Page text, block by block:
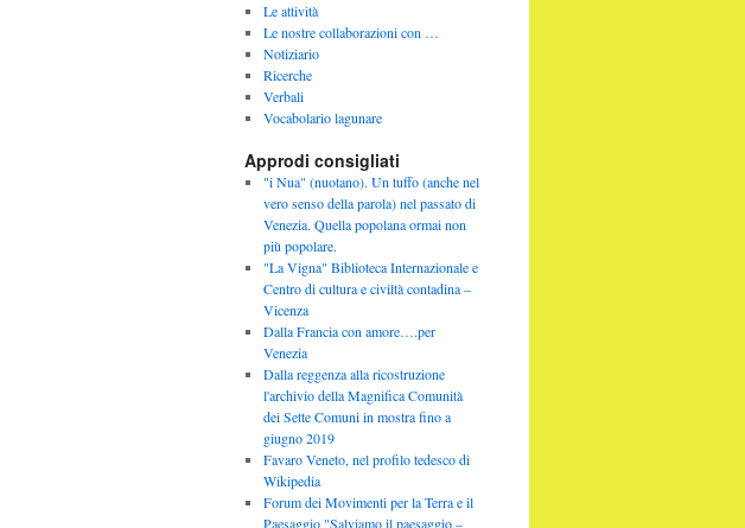
Le attività
Le nostre collaborazioni con …
Notiziario
Ricerche
Verbali
Vocabolario lagunare
Approdi consigliati
"i Nua" (nuotano). Un tuffo (anche nel
vero senso della parola) nel passato di
Venezia. Quella popolana ormai non
più popolare.
"La Vigna" Biblioteca Internazionale e
Centro di cultura e civiltà contadina –
Vicenza
Dalla Francia con amore….per
Venezia
Dalla reggenza alla ricostruzione
l'archivio della Magnifica Comunità
dei Sette Comuni in mostra fino a
giugno 2019
Favaro Veneto, nel profilo tedesco di
Wikipedia
Forum dei Movimenti per la Terra e il
Paesaggio "Salviamo il paesaggio –